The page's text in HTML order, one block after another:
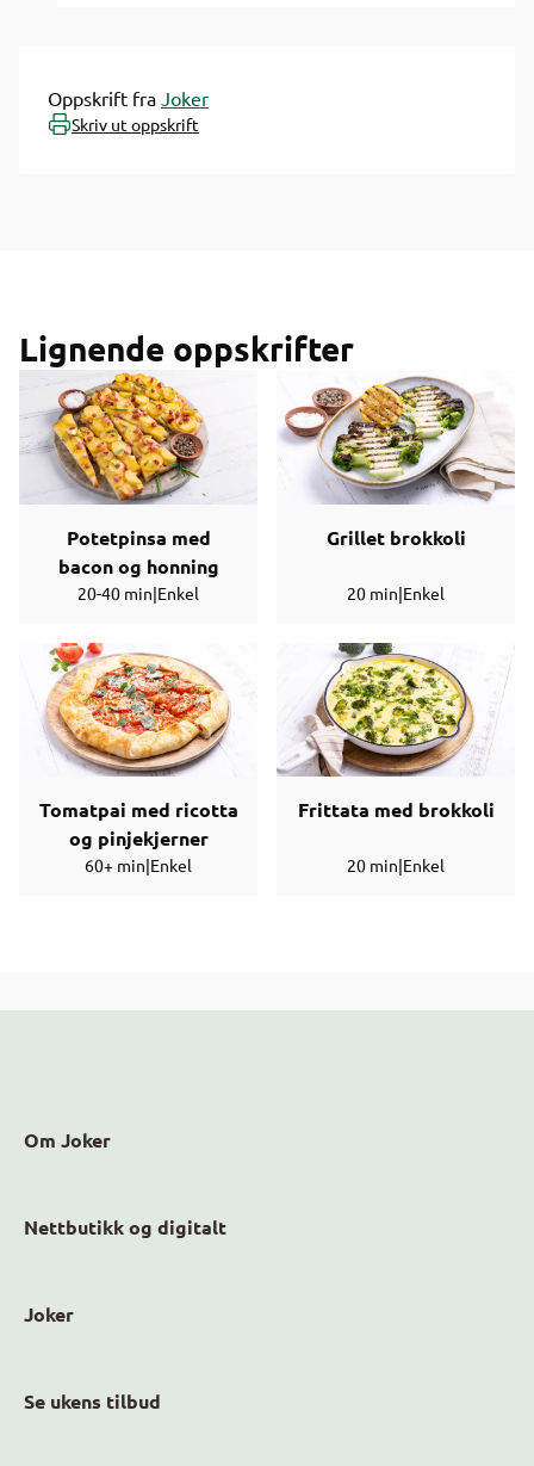
Oppskrift fra Joker
Skriv ut oppskrift
Lignende oppskrifter
Potetpinsa med
bacon og honning
20-40 min|Enkel
Grillet brokkoli
20 min|Enkel
Tomatpai med ricotta
og pinjekjerner
60+ min|Enkel
Frittata med brokkoli
20 min|Enkel
Om Joker
Nettbutikk og digitalt
Joker
Se ukens tilbud